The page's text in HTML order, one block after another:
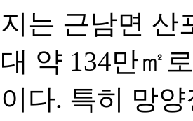
는 근남면 산
약 134만㎡
다. 특히 망